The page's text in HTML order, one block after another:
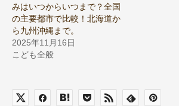
みはいつからいつまで？全国
の主要都市で比較！北海道か
ら九州沖縄まで。
2025年11月16日
こども全般